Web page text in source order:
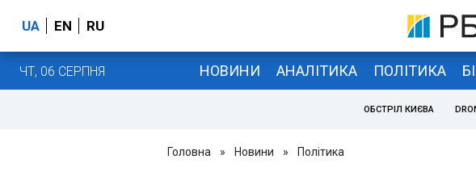
UA EN RU
ЧТ, 06 СЕРПНЯ НОВИНИ АНАЛІТИКА ПОЛІТИКА
ОБСТРІЛ КИЄВА
Головна » Новини » Політика